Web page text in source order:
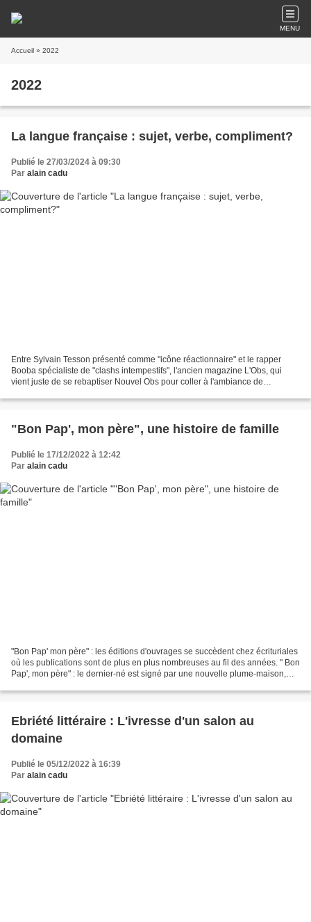
MENU
Accueil » 2022
2022
La langue française : sujet, verbe, compliment?
Publié le 27/03/2024 à 09:30
Par alain cadu
Entre Sylvain Tesson présenté comme "icône réactionnaire" et le rapper
Booba spécialiste de "clashs intempestifs", l'ancien magazine L'Obs, qui
vient juste de se rebaptiser Nouvel Obs pour coller à l'ambiance de
"Bon Pap', mon père", une histoire de famille
Publié le 17/12/2022 à 12:42
Par alain cadu
"Bon Pap' mon père" : les éditions d'ouvrages se succèdent chez écrituriales
où les publications sont de plus en plus nombreuses au fil des années. " Bon
Pap', mon père" : le dernier-né est signé par une nouvelle plume-maison,
Ebriété littéraire : L'ivresse d'un salon au
domaine
Publié le 05/12/2022 à 16:39
Par alain cadu